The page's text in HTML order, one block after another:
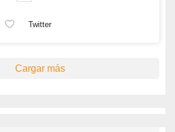
Twitter
Cargar más